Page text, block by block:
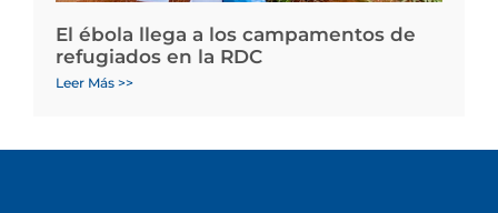
El ébola llega a los campamentos de
refugiados en la RDC
Leer Más >>